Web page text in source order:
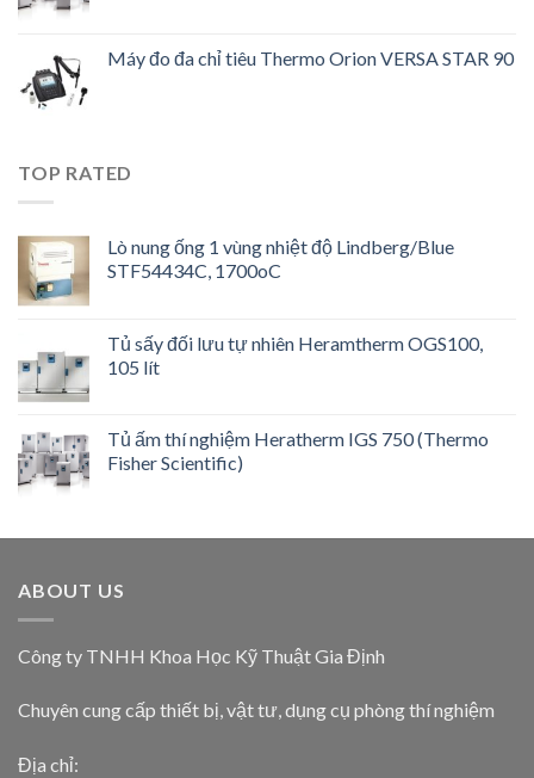
Máy đo đa chỉ tiêu Thermo Orion VERSA STAR 90
TOP RATED
Lò nung ống 1 vùng nhiệt độ Lindberg/Blue
STF54434C, 1700oC
Tủ sấy đối lưu tự nhiên Heramtherm OGS100,
105 lít
Tủ ấm thí nghiệm Heratherm IGS 750 (Thermo
Fisher Scientific)
ABOUT US
Công ty TNHH Khoa Học Kỹ Thuật Gia Định
Chuyên cung cấp thiết bị, vật tư, dụng cụ phòng thí nghiệm
Địa chỉ: